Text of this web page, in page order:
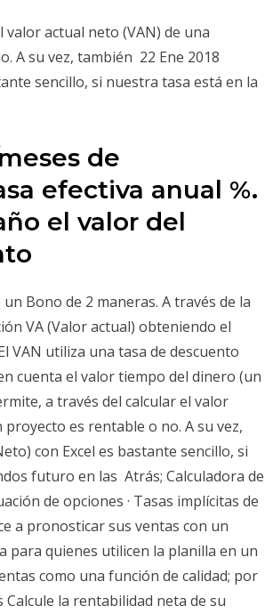
actual neto (VAN) de una
A su vez, también 22 Ene 2018
sencillo, si nuestra tasa está en la
de
efectiva anual %.
el valor del
Bono de 2 maneras. A través de la
VA (Valor actual) obteniendo el
VAN utiliza una tasa de descuento
cuenta el valor tiempo del dinero (un
a través del calcular el valor
es rentable o no. A su vez,
con Excel es bastante sencillo, si
futuro en las Atrás; Calculadora de
de opciones · Tasas implícitas de
a pronosticar sus ventas con un
para quienes utilicen la planilla en un
como una función de calidad; por
la rentabilidad neta de su